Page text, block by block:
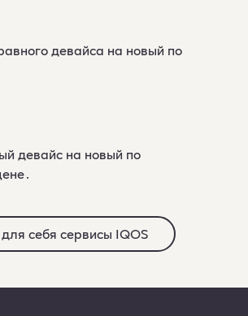
девайса на новый по
девайс на новый по
себя сервисы IQOS